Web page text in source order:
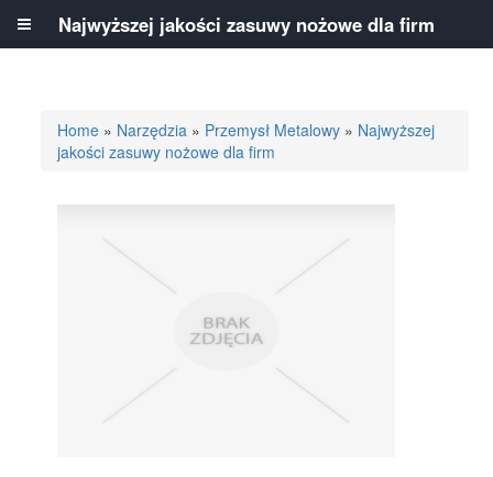
Home » Narzędzia » Przemysł Metalowy » Najwyższej
jakości zasuwy nożowe dla firm
Najwyższej jakości zasuwy nożowe dla firm